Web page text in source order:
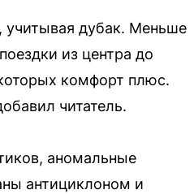
дубак. Меньше
из центра до
комфорт плюс.
читатель.
аномальные
антициклоном и